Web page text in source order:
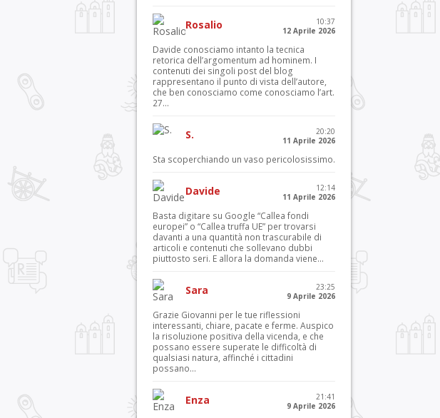
Rosalio
10:37
12 Aprile 2026
Davide conosciamo intanto la tecnica
retorica dell’argomentum ad hominem. I
contenuti dei singoli post del blog
rappresentano il punto di vista dell’autore,
che ben conosciamo come conosciamo l’art.
27...
S.
20:20
11 Aprile 2026
Sta scoperchiando un vaso pericolosissimo.
Davide
12:14
11 Aprile 2026
Basta digitare su Google “Callea fondi
europei” o “Callea truffa UE” per trovarsi
davanti a una quantità non trascurabile di
articoli e contenuti che sollevano dubbi
piuttosto seri. E allora la domanda viene...
Sara
23:25
9 Aprile 2026
Grazie Giovanni per le tue riflessioni
interessanti, chiare, pacate e ferme. Auspico
la risoluzione positiva della vicenda, e che
possano essere superate le difficoltà di
qualsiasi natura, affinché i cittadini
possano...
Enza
21:41
9 Aprile 2026